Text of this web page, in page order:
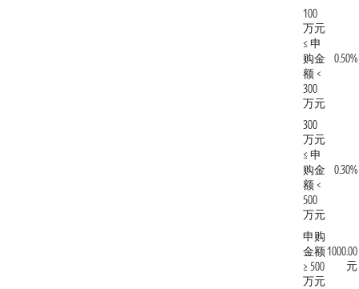
100
万元
≤ 申
购金
额 <
300
万元
0.50%
300
万元
≤ 申
购金
额 <
500
万元
0.30%
申购
金额
≥ 500
万元
1000.00
元